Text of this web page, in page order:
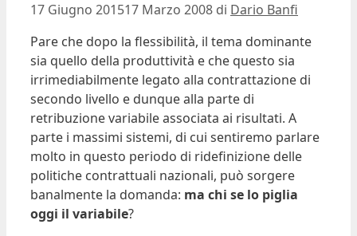
17 Giugno 201517 Marzo 2008 di Dario Banfi
Pare che dopo la flessibilità, il tema dominante
sia quello della produttività e che questo sia
irrimediabilmente legato alla contrattazione di
secondo livello e dunque alla parte di
retribuzione variabile associata ai risultati. A
parte i massimi sistemi, di cui sentiremo parlare
molto in questo periodo di ridefinizione delle
politiche contrattuali nazionali, può sorgere
banalmente la domanda: ma chi se lo piglia
oggi il variabile?